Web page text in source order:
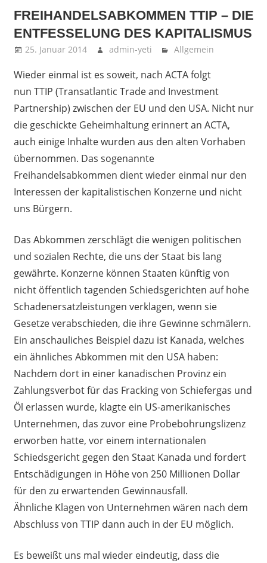
FREIHANDELSABKOMMEN TTIP – DIE
ENTFESSELUNG DES KAPITALISMUS
25. Januar 2014 admin-yeti Allgemein
Wieder einmal ist es soweit, nach ACTA folgt
nun TTIP (Transatlantic Trade and Investment
Partnership) zwischen der EU und den USA. Nicht nur
die geschickte Geheimhaltung erinnert an ACTA,
auch einige Inhalte wurden aus den alten Vorhaben
übernommen. Das sogenannte
Freihandelsabkommen dient wieder einmal nur den
Interessen der kapitalistischen Konzerne und nicht
uns Bürgern.
Das Abkommen zerschlägt die wenigen politischen
und sozialen Rechte, die uns der Staat bis lang
gewährte. Konzerne können Staaten künftig von
nicht öffentlich tagenden Schiedsgerichten auf hohe
Schadenersatzleistungen verklagen, wenn sie
Gesetze verabschieden, die ihre Gewinne schmälern.
Ein anschauliches Beispiel dazu ist Kanada, welches
ein ähnliches Abkommen mit den USA haben:
Nachdem dort in einer kanadischen Provinz ein
Zahlungsverbot für das Fracking von Schiefergas und
Öl erlassen wurde, klagte ein US-amerikanisches
Unternehmen, das zuvor eine Probebohrungslizenz
erworben hatte, vor einem internationalen
Schiedsgericht gegen den Staat Kanada und fordert
Entschädigungen in Höhe von 250 Millionen Dollar
für den zu erwartenden Gewinnausfall.
Ähnliche Klagen von Unternehmen wären nach dem
Abschluss von TTIP dann auch in der EU möglich.
Es beweißt uns mal wieder eindeutig, dass die